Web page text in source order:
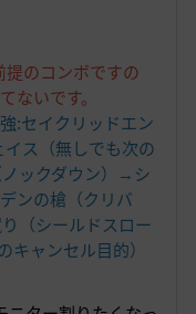
のコンボですの
ないです。
:セイクリッドエン
ス（無しでも次の
ックダウン）→シ
ンの槍（クリバ
（シールドスロー
ャンセル目的）